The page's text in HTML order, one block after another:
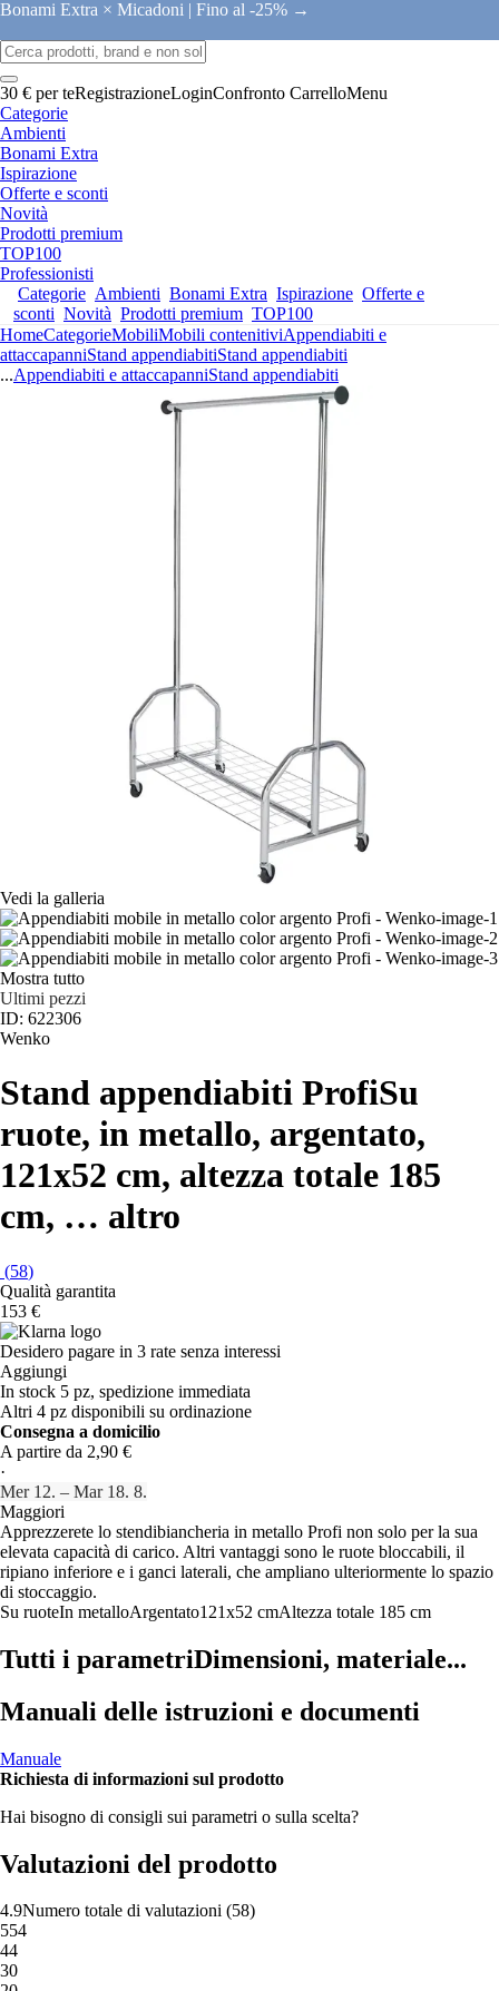
Bonami Extra × Micadoni | Fino al -25% →
30 € per teRegistrazioneLoginConfronto CarrelloMenu
Categorie
Ambienti
Bonami Extra
Ispirazione
Offerte e sconti
Novità
Prodotti premium
TOP100
Professionisti
Categorie Ambienti Bonami Extra Ispirazione Offerte e
sconti Novità Prodotti premium TOP100
HomeCategorieMobiliMobili contenitiviAppendiabiti e
attaccapanniStand appendiabitiStand appendiabiti
...Appendiabiti e attaccapanniStand appendiabiti
Vedi la galleria
Mostra tutto
Ultimi pezzi
ID: 622306
Wenko
Stand appendiabiti ProfiSu
ruote, in metallo, argentato,
121x52 cm, altezza totale 185
cm, … altro
(58)
Qualità garantita
153 €
Desidero pagare in 3 rate senza interessi
Aggiungi
In stock 5 pz, spedizione immediata
Altri 4 pz disponibili su ordinazione
Consegna a domicilio
A partire da 2,90 €
·
Mer 12. – Mar 18. 8.
Maggiori
Apprezzerete lo stendibiancheria in metallo Profi non solo per la sua
elevata capacità di carico. Altri vantaggi sono le ruote bloccabili, il
ripiano inferiore e i ganci laterali, che ampliano ulteriormente lo spazio
di stoccaggio.
Su ruoteIn metalloArgentato121x52 cmAltezza totale 185 cm
Tutti i parametriDimensioni, materiale...
Manuali delle istruzioni e documenti
Manuale
Richiesta di informazioni sul prodotto
Hai bisogno di consigli sui parametri o sulla scelta?
Valutazioni del prodotto
4.9Numero totale di valutazioni (58)
554
44
30